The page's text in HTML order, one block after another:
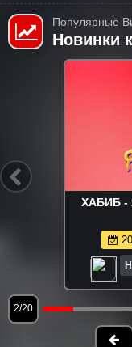
Популярные
Новинки
RASA
3/20